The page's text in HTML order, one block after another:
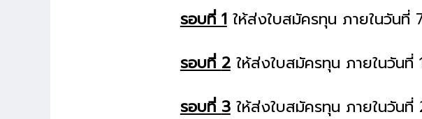
รอบที่ 1ให้ส่งใบสมัครทุน ภายในวันที่
รอบที่ 2ให้ส่งใบสมัครทุน ภายในวันที่
รอบที่ 3ให้ส่งใบสมัครทุน ภายในวัน